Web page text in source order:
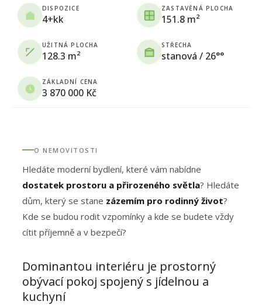
DISPOZICE
4+kk
ZASTAVĚNÁ PLOCHA
151.8 m²
UŽITNÁ PLOCHA
128.3 m²
STŘECHA
stanová / 26°°
ZÁKLADNÍ CENA
3 870 000 Kč
O NEMOVITOSTI
Hledáte moderní bydlení, které vám nabídne
dostatek prostoru a přirozeného světla? Hledáte
dům, který se stane zázemím pro rodinný život?
Kde se budou rodit vzpomínky a kde se budete vždy
cítit příjemně a v bezpečí?
Dominantou interiéru je prostorný
obývací pokoj spojený s jídelnou a
kuchyní